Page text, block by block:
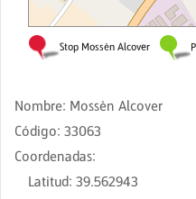
Nombre: Mossèn Alcover
Código: 33063
Coordenadas:
Latitud: 39.562943